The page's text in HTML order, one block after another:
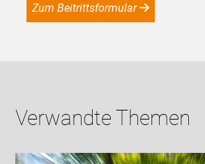
Zum Beitrittsformular
Verwandte Themen